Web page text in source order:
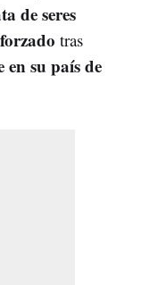
de seres
tras
en su país de